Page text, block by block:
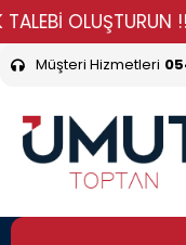
OLUŞTURUN !!!!!
Müşteri Hizmetleri